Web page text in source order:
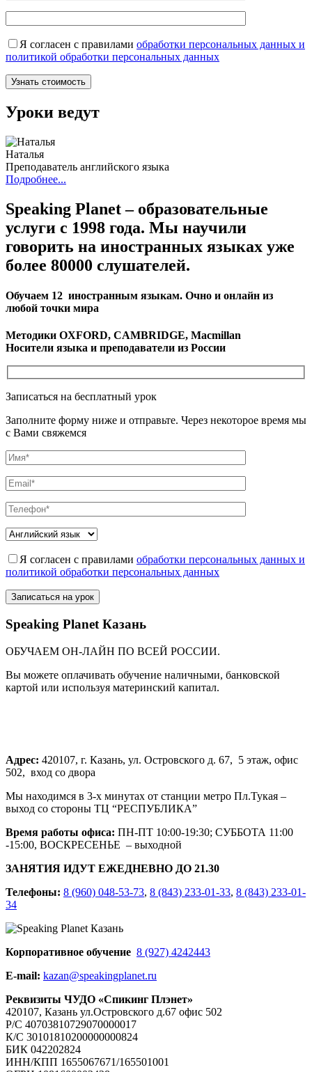
Я согласен с правилами обработки персональных данных и
политикой обработки персональных данных
Уроки ведут
Наталья
Преподаватель английского языка
Подробнее...
Speaking Planet – образовательные
услуги с 1998 года. Мы научили
говорить на иностранных языках уже
более 80000 слушателей.
Обучаем 12 иностранным языкам. Очно и онлайн из
любой точки мира
Методики OXFORD, CAMBRIDGE, Macmillan
Носители языка и преподаватели из России
Записаться на бесплатный урок
Заполните форму ниже и отправьте. Через некоторое время мы
с Вами свяжемся
Я согласен с правилами обработки персональных данных и
политикой обработки персональных данных
Speaking Planet Казань
ОБУЧАЕМ ОН-ЛАЙН ПО ВСЕЙ РОССИИ.
Вы можете оплачивать обучение наличными, банковской
картой или используя материнский капитал.
Адрес: 420107, г. Казань, ул. Островского д. 67, 5 этаж, офис
502, вход со двора
Мы находимся в 3-х минутах от станции метро Пл.Тукая –
выход со стороны ТЦ “РЕСПУБЛИКА”
Время работы офиса: ПН-ПТ 10:00-19:30; СУББОТА 11:00
-15:00, ВОСКРЕСЕНЬЕ – выходной
ЗАНЯТИЯ ИДУТ ЕЖЕДНЕВНО ДО 21.30
Телефоны: 8 (960) 048-53-73, 8 (843) 233-01-33, 8 (843) 233-01-
34
Корпоративное обучение 8 (927) 4242443
E-mail: kazan@speakingplanet.ru
Реквизиты ЧУДО «Спикинг Плэнет»
420107, Казань ул.Островского д.67 офис 502
Р/С 40703810729070000017
К/С 30101810200000000824
БИК 042202824
ИНН/КПП 1655067671/165501001